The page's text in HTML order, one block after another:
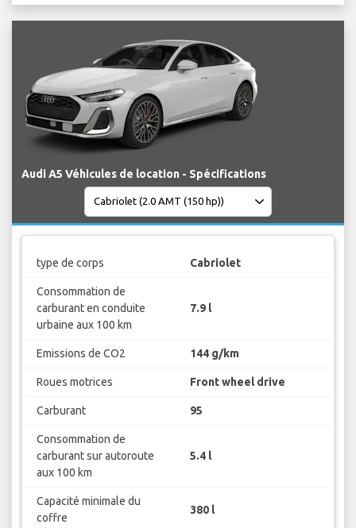
Audi A5 Véhicules de location - Spécifications
type de corps Cabriolet
Consommation de
carburant en conduite
urbaine aux 100 km
7.9 l
Emissions de CO2 144 g/km
Roues motrices Front wheel drive
Carburant 95
Consommation de
carburant sur autoroute
aux 100 km
5.4 l
Capacité minimale du
coffre
380 l